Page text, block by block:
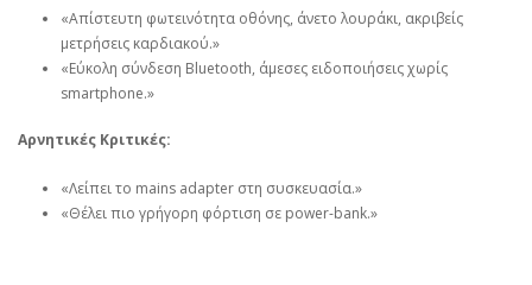
«Απίστευτη φωτεινότητα οθόνης, άνετο λουράκι, ακριβείς
μετρήσεις καρδιακού.»
«Εύκολη σύνδεση Bluetooth, άμεσες ειδοποιήσεις χωρίς
smartphone.»
Αρνητικές Κριτικές:
«Λείπει το mains adapter στη συσκευασία.»
«Θέλει πιο γρήγορη φόρτιση σε power-bank.»